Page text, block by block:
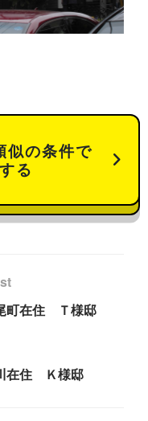
似の条件で
る
町在住 Ｔ様邸
在住 Ｋ様邸